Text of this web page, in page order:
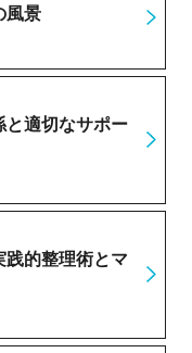
風景
と適切なサポー
践的整理術とマ